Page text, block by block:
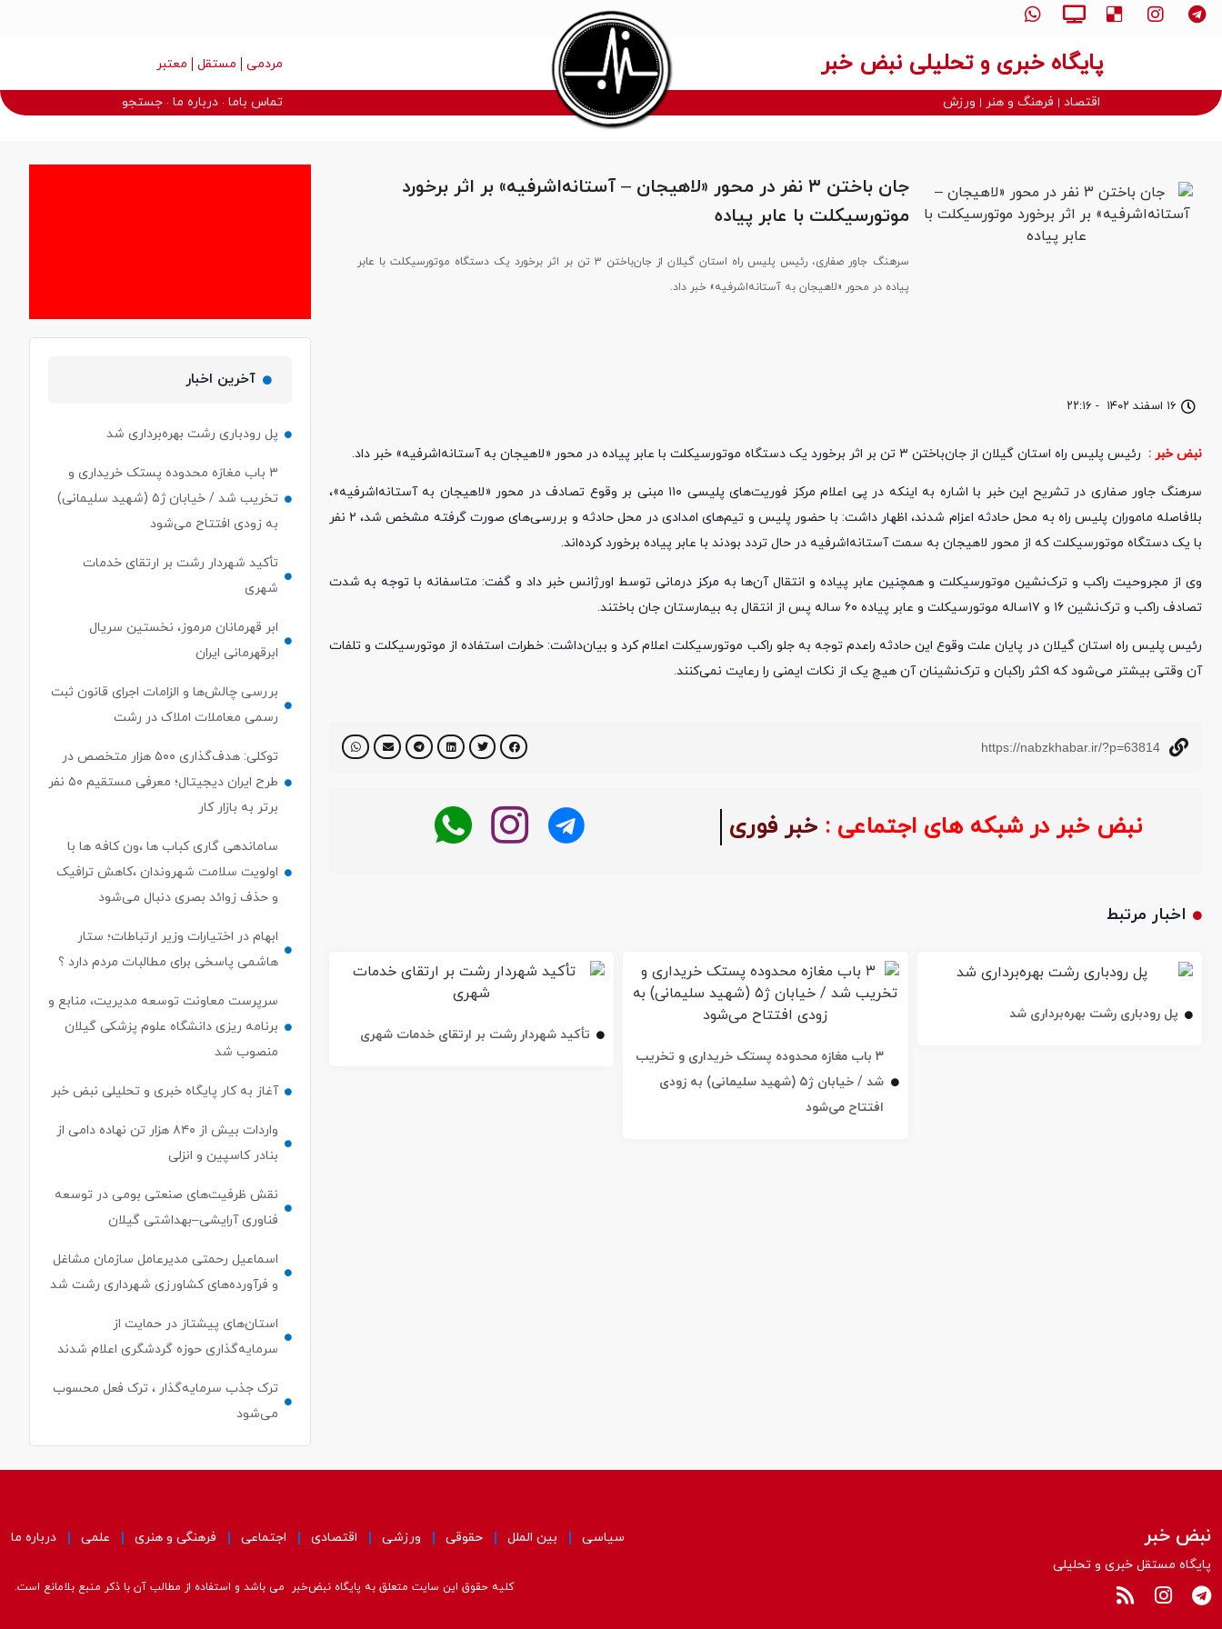
پایگاه خبری و تحلیلی نبض خبر مردمی مستقل معتبر
اقتصاد فرهنگ و هنر ورزش تماس باما درباره ما جستجو
۱۶ اسفند ۱۴۰۲ - ۲۲:۱۶
جان باختن ۳ نفر در محور «لاهیجان – آستانه‌اشرفیه» بر اثر برخورد
موتورسیکلت با عابر پیاده
سرهنگ جاور صفاری، رئیس پلیس راه استان گیلان از جان‌باختن ۳ تن بر اثر برخورد یک دستگاه موتورسیکلت با عابر
پیاده در محور «لاهیجان به آستانه‌اشرفیه» خبر داد.
نبض خبر : رئیس پلیس راه استان گیلان از جان‌باختن ۳ تن بر اثر برخورد یک دستگاه موتورسیکلت با عابر پیاده در محور «لاهیجان به آستانه‌اشرفیه» خبر داد.
سرهنگ جاور صفاری در تشریح این خبر با اشاره به اینکه در پی اعلام مرکز فوریت‌های پلیسی ۱۱۰ مبنی بر وقوع تصادف در محور «لاهیجان به آستانه‌اشرفیه»،
بلافاصله ماموران پلیس راه به محل حادثه اعزام شدند، اظهار داشت: با حضور پلیس و تیم‌های امدادی در محل حادثه و بررسی‌های صورت گرفته مشخص شد، ۲ نفر
با یک دستگاه موتورسیکلت که از محور لاهیجان به سمت آستانه‌اشرفیه در حال تردد بودند با عابر پیاده برخورد کرده‌اند.
وی از مجروحیت راکب و ترک‌نشین موتورسیکلت و همچنین عابر پیاده و انتقال آن‌ها به مرکز درمانی توسط اورژانس خبر داد و گفت: متاسفانه با توجه به شدت
تصادف راکب و ترک‌نشین ۱۶ و ۱۷ساله موتورسیکلت و عابر پیاده ۶۰ ساله پس از انتقال به بیمارستان جان باختند.
رئیس پلیس راه استان گیلان در پایان علت وقوع این حادثه راعدم توجه به جلو راکب موتورسیکلت اعلام کرد و بیان‌داشت: خطرات استفاده از موتورسیکلت و تلفات
آن وقتی بیشتر می‌شود که اکثر راکبان و ترک‌نشینان آن هیچ یک از نکات ایمنی را رعایت نمی‌کنند.
https://nabzkhabar.ir/?p=63814
نبض خبر در شبکه های اجتماعی : خبر فوری
اخبار مرتبط
پل رودباری رشت بهره‌برداری شد
۳ باب مغازه محدوده پستک خریداری و تخریب
شد / خیابان ژ۵ (شهید سلیمانی) به زودی
افتتاح می‌شود
تأکید شهردار رشت بر ارتقای خدمات شهری
آخرین اخبار
پل رودباری رشت بهره‌برداری شد
۳ باب مغازه محدوده پستک خریداری و
تخریب شد / خیابان ژ۵ (شهید سلیمانی)
به زودی افتتاح می‌شود
تأکید شهردار رشت بر ارتقای خدمات
شهری
ابر قهرمانان مرموز، نخستین سریال
ابرقهرمانی ایران
بررسی چالش‌ها و الزامات اجرای قانون ثبت
رسمی معاملات املاک در رشت
توکلی: هدف‌گذاری ۵۰۰ هزار متخصص در
طرح ایران دیجیتال؛ معرفی مستقیم ۵۰ نفر
برتر به بازار کار
ساماندهی گاری کباب ها ،ون کافه ها با
اولویت سلامت شهروندان ،کاهش ترافیک
و حذف زوائد بصری دنبال می‌شود
ابهام در اختیارات وزیر ارتباطات؛ ستار
هاشمی پاسخی برای مطالبات مردم دارد ؟
سرپرست معاونت توسعه مدیریت، منابع و
برنامه ریزی دانشگاه علوم پزشکی گیلان
منصوب شد
آغاز به کار پایگاه خبری و تحلیلی نبض خبر
واردات بیش از ۸۴۰ هزار تن نهاده دامی از
بنادر كاسپین و انزلی
نقش ظرفیت‌های صنعتی بومی در توسعه
فناوری آرایشی–بهداشتی گیلان
اسماعیل رحمتی مدیرعامل سازمان مشاغل
و فرآورده‌های کشاورزی شهرداری رشت شد
استان‌های پیشتاز در حمایت از
سرمایه‌گذاری حوزه گردشگری اعلام شدند
ترک جذب سرمایه‌گذار ، ترک فعل محسوب
می‌شود
نبض خبر
پایگاه مستقل خبری و تحلیلی
سیاسی بین الملل حقوقی ورزشی اقتصادی اجتماعی فرهنگی و هنری علمی درباره ما
کلیه حقوق این سایت متعلق به پایگاه نبض‌خبر می باشد و استفاده از مطالب آن با ذکر منبع بلامانع است.